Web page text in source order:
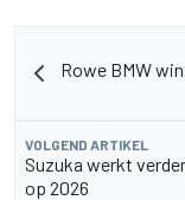
Rowe BMW
VOLGEND ARTIKEL
Suzuka werkt
op 2026